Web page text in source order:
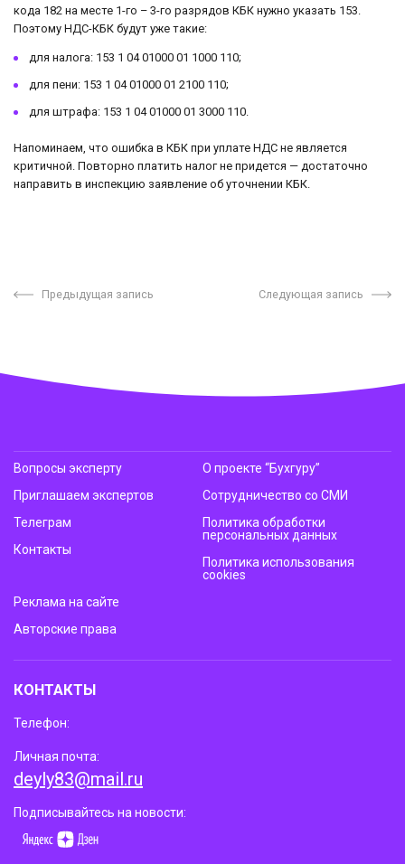
кода 182 на месте 1-го – 3-го разрядов КБК нужно указать 153.
Поэтому НДС-КБК будут уже такие:
для налога: 153 1 04 01000 01 1000 110;
для пени: 153 1 04 01000 01 2100 110;
для штрафа: 153 1 04 01000 01 3000 110.
Напоминаем, что ошибка в КБК при уплате НДС не является
критичной. Повторно платить налог не придется — достаточно
направить в инспекцию заявление об уточнении КБК.
Предыдущая запись Следующая запись
Вопросы эксперту
Приглашаем экспертов
Телеграм
Контакты
О проекте “Бухгуру”
Сотрудничество со СМИ
Политика обработки
персональных данных
Политика использования
cookies
Реклама на сайте
Авторские права
КОНТАКТЫ
Телефон:
Личная почта:
deyly83@mail.ru
Подписывайтесь на новости: